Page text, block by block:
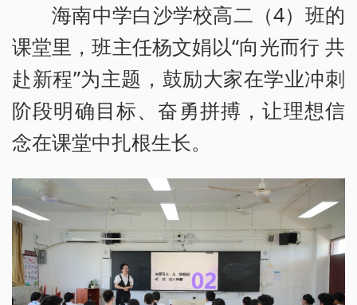
海南中学白沙学校高二（4）班的
课堂里，班主任杨文娟以“向光而行 共
赴新程”为主题，鼓励大家在学业冲刺
阶段明确目标、奋勇拼搏，让理想信
念在课堂中扎根生长。